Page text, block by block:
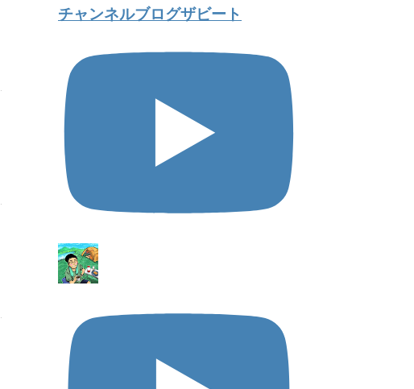
チャンネルブログザビート